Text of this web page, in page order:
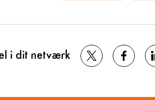
i dit netværk